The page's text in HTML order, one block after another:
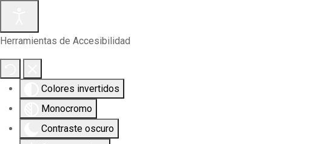
Herramientas de Accesibilidad
Colores invertidos
Monocromo
Contraste oscuro